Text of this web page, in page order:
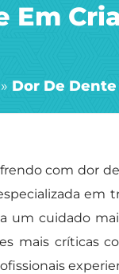
Em
» Dor De
com dor
em
um cuidado
mais críticas